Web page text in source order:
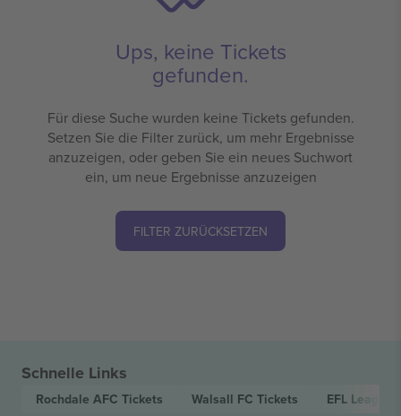
Ups, keine Tickets
gefunden.
Für diese Suche wurden keine Tickets gefunden.
Setzen Sie die Filter zurück, um mehr Ergebnisse
anzuzeigen, oder geben Sie ein neues Suchwort
ein, um neue Ergebnisse anzuzeigen
FILTER ZURÜCKSETZEN
Schnelle Links
Rochdale AFC Tickets Walsall FC Tickets EFL League